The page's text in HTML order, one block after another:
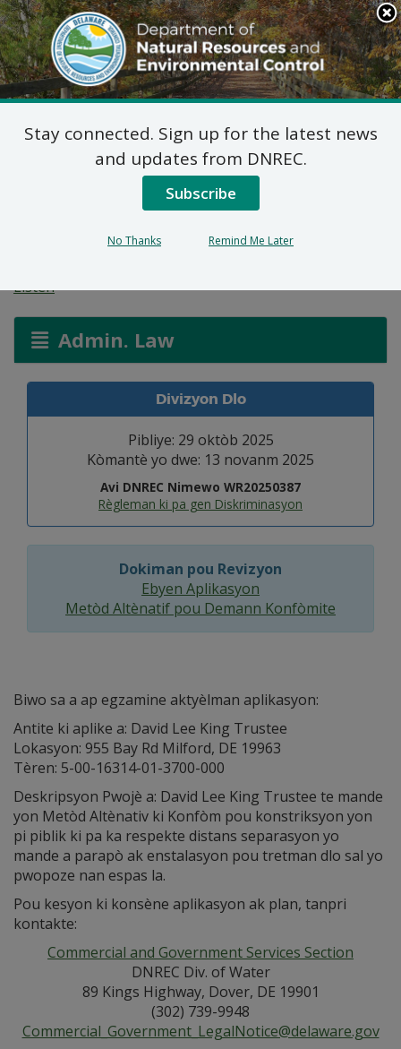
Search
This
Site
DNREC Menu
Pèmi pou pi: Metòd
Konfòmite Altènatif:
David Lee King Trustee
Listen
Admin. Law
Divizyon Dlo
Pibliye: 29 oktòb 2025
Kòmantè yo dwe: 13 novanm 2025
Avi DNREC Nimewo WR20250387
Règleman ki pa gen Diskriminasyon
Dokiman pou Revizyon
Ebyen Aplikasyon
Metòd Altènatif pou Demann Konfòmite
Biwo sa a ap egzamine aktyèlman aplikasyon:
Antite ki aplike a: David Lee King Trustee
Lokasyon: 955 Bay Rd Milford, DE 19963
Tèren: 5-00-16314-01-3700-000
Deskripsyon Pwojè a: David Lee King Trustee te mande
yon Metòd Altènativ ki Konfòm pou konstriksyon yon
pi piblik ki pa ka respekte distans separasyon yo
mande a parapò ak enstalasyon pou tretman dlo sal yo
pwopoze nan espas la.
Pou kesyon ki konsène aplikasyon ak plan, tanpri
kontakte:
Commercial and Government Services Section
DNREC Div. of Water
89 Kings Highway, Dover, DE 19901
(302) 739-9948
Commercial_Government_LegalNotice@delaware.gov
Stay connected. Sign up for the latest news
and updates from DNREC.
Subscribe
No Thanks Remind Me Later